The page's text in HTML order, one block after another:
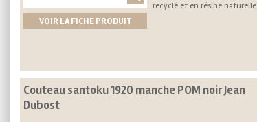
VOIR LA FICHE PRODUIT
recyclé et en résine naturelle
Couteau santoku 1920 manche POM noir Jean
Dubost